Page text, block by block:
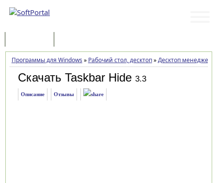
Программы для Windows » Рабочий стол, десктоп»Десктоп менеджеры
Скачать Taskbar Hide 3.3
Описание Отзывы